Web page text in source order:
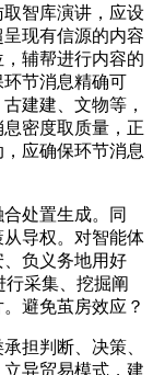
智库演讲，应设
现有信源的内容
辅帮进行内容的
节消息精确可
建建、文物等，
密度取质量，正
应确保环节消息
处置生成。同
导权。对智能体
负义务地用好
采集、挖掘阐
避免茧房效应？
担判断、决策、
异贸易模式，建